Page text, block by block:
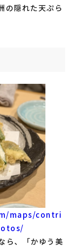
の隠れた天ぷら
maps/contri
ら、「かゆう美